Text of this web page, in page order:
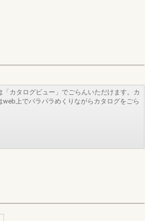
「カタログビュー」でごらんいただけます。カ
web上でパラパラめくりながらカタログをごら